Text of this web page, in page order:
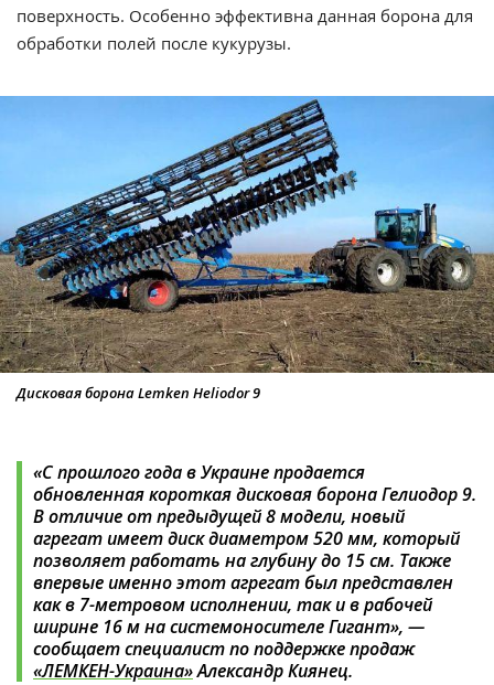
поверхность. Особенно эффективна данная борона для
обработки полей после кукурузы.
Дисковая борона Lemken Heliodor 9
«С прошлого года в Украине продается
обновленная короткая дисковая борона Гелиодор 9.
В отличие от предыдущей 8 модели, новый
агрегат имеет диск диаметром 520 мм, который
позволяет работать на глубину до 15 см. Также
впервые именно этот агрегат был представлен
как в 7-метровом исполнении, так и в рабочей
ширине 16 м на системоносителе Гигант», —
сообщает специалист по поддержке продаж
«ЛЕМКЕН-Украина»Александр Киянец.